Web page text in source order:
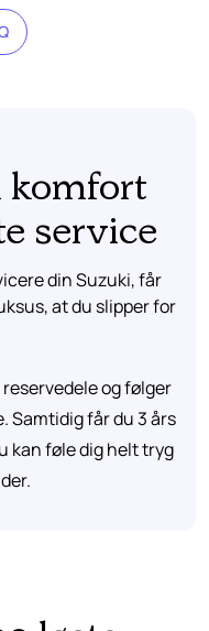
komfort
service
din Suzuki, får
at du slipper for
og følger
Samtidig får du 3 års
kan føle dig helt tryg